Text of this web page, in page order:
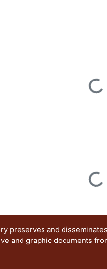
Loading...
Loading...
preserves and
and graphic documents